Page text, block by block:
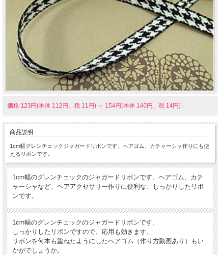
価格:123円(本体 112円、税 11円) ～ 154円(本体 140円、税 14円)
商品説明
1cm幅グレンチェックジャガードリボンです。ヘアゴム、カチャーシャ作りにも使
えるリボンです。
1cm幅のグレンチェックのジャガードリボンです。 ヘアゴム、カチ
ャーシャなど、ヘアアクセサリー作りに便利な、しっかりしたリボ
ンです。
1cm幅のグレンチェックのジャガードリボンです。
しっかりしたリボンですので、応用も効きます。
リボンを何本も重ねたようにしたヘアゴム（作り方動画あり）もい
かがでしょうか。